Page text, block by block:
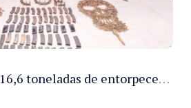
PMAM apreende 16,6 toneladas de entorpecentes e registra aumento nas prisões em flagrante e nas capturas de foragidos no primeiro semestre de 2026